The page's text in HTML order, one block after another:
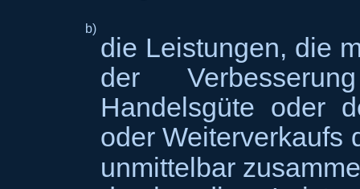
b)
die Leistungen, die
der
Handelsgüte oder
oder Weiterverkaufs
unmittelbar